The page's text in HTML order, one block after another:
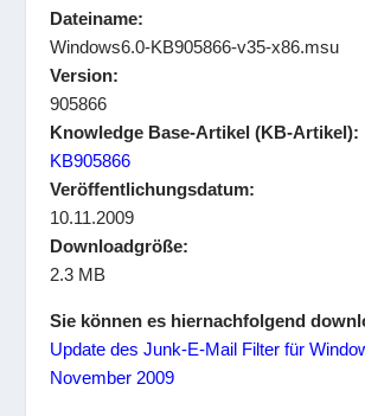
Dateiname:
Windows6.0-KB905866-v35-x86.msu
Version:
905866
Knowledge Base-Artikel (KB-Artikel):
KB905866
Veröffentlichungsdatum:
10.11.2009
Downloadgröße:
2.3 MB
Sie können es hiernachfolgend
Update des Junk-E-Mail Filter für
November 2009